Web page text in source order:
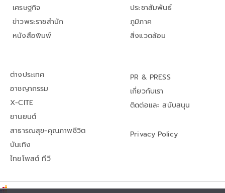
เศรษฐกิจ
ข่าวพระราชสำนัก
หนังสือพิมพ์
ประชาสัมพันธ์
ภูมิภาค
สิ่งแวดล้อม
ต่างประเทศ
อาชญากรรม
X-CITE
ยานยนต์
สาธารณสุข-คุณภาพชีวิต
บันเทิง
ไทยโพสต์ ทีวี
PR & PRESS
เกี่ยวกับเรา
ติดต่อและ สนับสนุน
Privacy Policy